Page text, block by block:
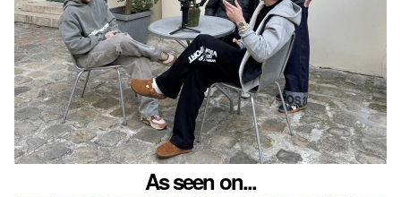
As seen on...